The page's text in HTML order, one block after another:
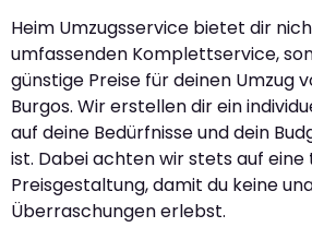
Heim Umzugsservice bietet dir
umfassenden Komplettservice,
günstige Preise für deinen Umzug
Burgos. Wir erstellen dir ein
auf deine Bedürfnisse und dein
ist. Dabei achten wir stets auf
Preisgestaltung, damit du keine
Überraschungen erlebst.